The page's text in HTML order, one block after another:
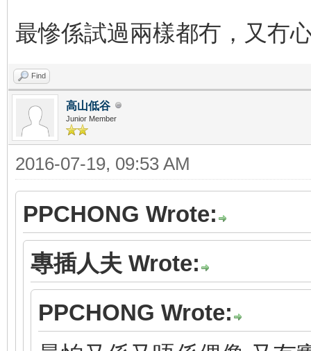
最慘係試過兩樣都冇，又冇
Find
高山低谷
Junior Member
2016-07-19, 09:53 AM
PPCHONG Wrote:
專插人夫 Wrote:
PPCHONG Wrote: